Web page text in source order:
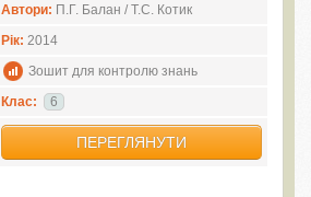
Автори: П.Г. Балан / Т.С. Котик
Рік: 2014
Зошит для контролю знань
Клас:
6
ПЕРЕГЛЯНУТИ